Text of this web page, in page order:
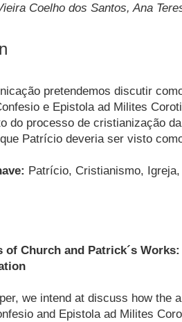
Coelho dos Santos, Ana
pretendemos discutir
e Epistola ad Milites
do processo de cristianização
Patrício deveria ser visto
Patrício, Cristianismo,
of Church and Patrick´s
we intend at discuss how the
and Epistola ad Milites